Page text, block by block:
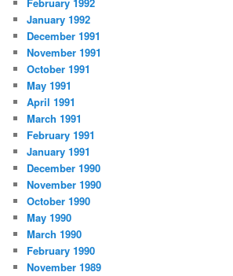
January 1992
December 1991
November 1991
October 1991
May 1991
April 1991
March 1991
February 1991
January 1991
December 1990
November 1990
October 1990
May 1990
March 1990
February 1990
November 1989